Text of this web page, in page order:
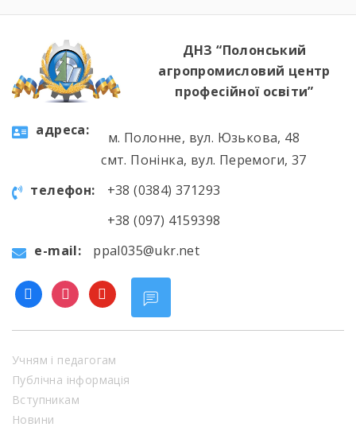
мислення та вміння працювати з
ДНЗ “Полонський
агропромисловий центр
професійної освіти”
aдресa:
м. Полонне, вул. Юзькова, 48
смт. Понінка, вул. Перемоги, 37
телефон:
+38 (0384) 371293
+38 (097) 4159398
e-mail:
ppal035@ukr.net
facebookinstagram
youtube
Учням і педагогам
Публічна інформація
Вступникам
Новини